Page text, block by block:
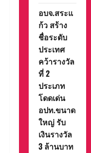
อบจ.สระแ
ก้ว สร้าง
ชื่อระดับ
ประเทศ
คว้ารางวัล
ที่ 2
ประเภท
โดดเด่น
อปท.ขนาด
ใหญ่ รับ
เงินรางวัล
3 ล้านบาท